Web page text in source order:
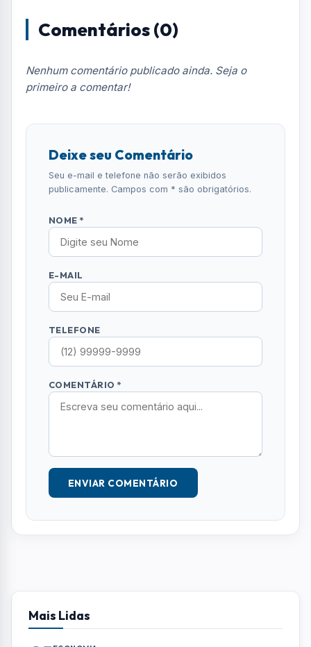
COMENTÁRIO *
ENVIAR COMENTÁRIO
Mais Lidas
sistema
02 ESPORTES
Idosas usam boxe para ganhar força e
04
das novelas brasileiras
05GASTRONOMIA